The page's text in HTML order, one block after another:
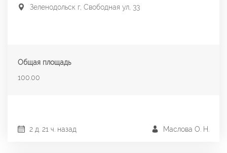
Зеленодольск г, Свободная ул, 33
Общая площадь
100.00
Маслова О. Н.
2 д. 21 ч. назад